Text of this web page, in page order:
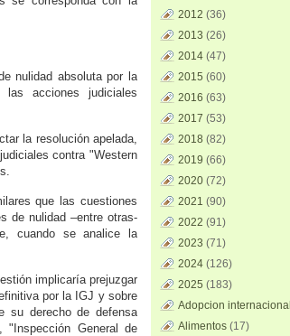
nulidad absoluta por la
acciones judiciales
la resolución apelada,
contra "Western
que las cuestiones
de nulidad –entre otras-
cuando se analice la
implicaría prejuzgar
por la IGJ y sobre
su derecho de defensa
General de
2012 (36)
2013 (26)
2014 (47)
2015 (60)
2016 (63)
2017 (53)
2018 (82)
2019 (66)
2020 (72)
2021 (90)
2022 (91)
2023 (71)
2024 (126)
2025 (183)
Adopcion internacional
Alimentos (17)